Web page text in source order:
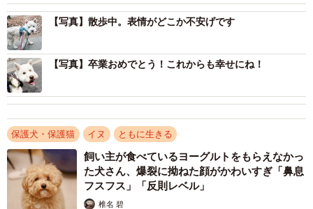
お風呂に入れられるエーフ
エーフのペースに合わせて根気強くトレーニング
【写真】散歩中。表情がどこか不安げです
【写真】卒業おめでとう！これからも幸せにね！
保護犬・保護猫 イヌ ともに生きる
飼い主が食べているヨーグルトをもらえなかっ
た犬さん、爆裂に拗ねた顔がかわいすぎ「鼻息
フスフス」「反則レベル」
椎名 碧